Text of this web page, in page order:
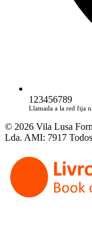
123456789
Llamada a la red fija
© 2026 Vila Lusa
Lda. AMI: 7917